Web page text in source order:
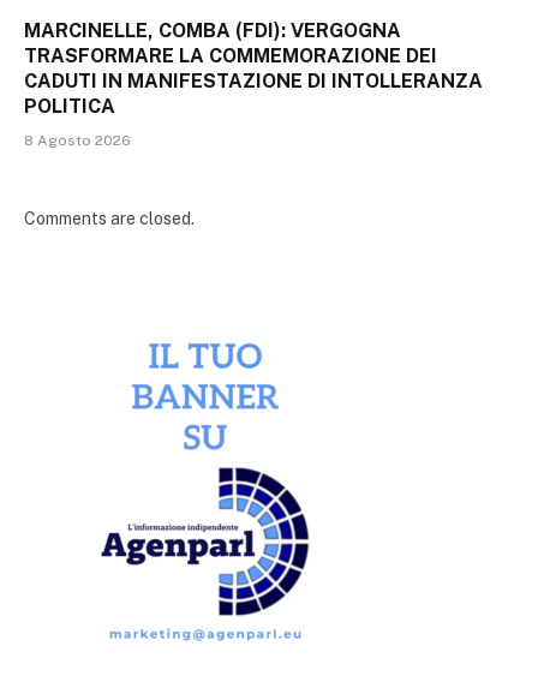
MARCINELLE, COMBA (FDI): VERGOGNA
TRASFORMARE LA COMMEMORAZIONE DEI
CADUTI IN MANIFESTAZIONE DI INTOLLERANZA
POLITICA
8 Agosto 2026
Comments are closed.